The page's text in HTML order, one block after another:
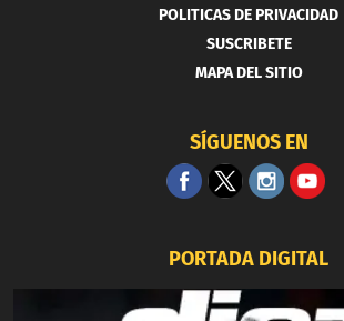
POLITICAS DE PRIVACIDAD
SUSCRIBETE
MAPA DEL SITIO
SÍGUENOS EN
PORTADA DIGITAL